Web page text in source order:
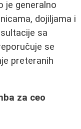
je generalno
dojiljama i
sa
se
preteranih
za ceo